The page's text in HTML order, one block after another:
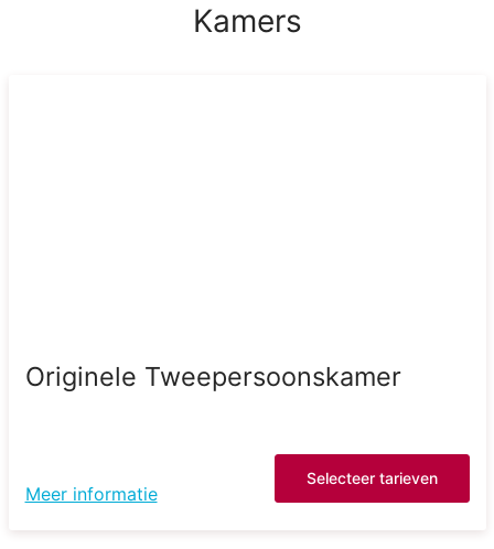
Kamers
Originele Tweepersoonskamer
Meer informatie
Selecteer tarieven